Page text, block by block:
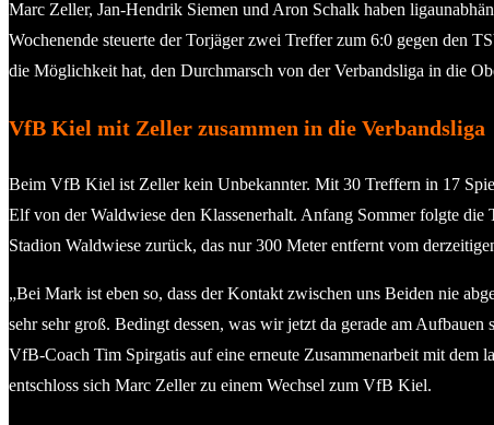
Marc Zeller, Jan-Hendrik Siemen und Aron Schalk haben
Wochenende steuerte der Torjäger zwei Treffer zum 6:0 gegen den
die Möglichkeit hat, den Durchmarsch von der Verbandsliga in die
VfB Kiel mit Zeller zusammen in die Verbandsliga
Beim VfB Kiel ist Zeller kein Unbekannter. Mit 30 Treffern in 17
Elf von der Waldwiese den Klassenerhalt. Anfang Sommer folgte
Stadion Waldwiese zurück, das nur 300 Meter entfernt vom
„Bei Mark ist eben so, dass der Kontakt zwischen uns Beiden nie
sehr sehr groß. Bedingt dessen, was wir jetzt da gerade am
VfB-Coach Tim Spirgatis auf eine erneute Zusammenarbeit mit dem
entschloss sich Marc Zeller zu einem Wechsel zum VfB Kiel.